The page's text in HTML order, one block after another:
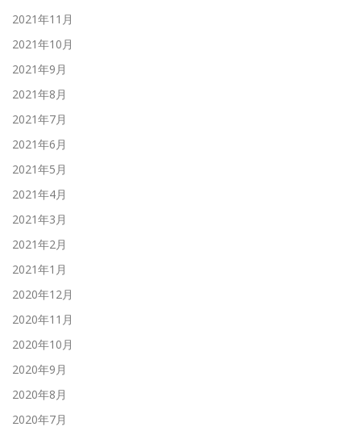
2021年11月
2021年10月
2021年9月
2021年8月
2021年7月
2021年6月
2021年5月
2021年4月
2021年3月
2021年2月
2021年1月
2020年12月
2020年11月
2020年10月
2020年9月
2020年8月
2020年7月